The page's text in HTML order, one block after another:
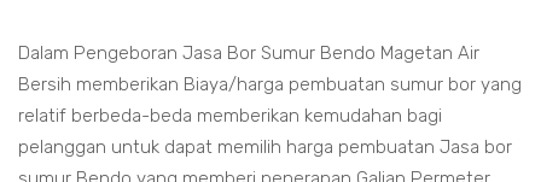
Dalam Pengeboran Jasa Bor Sumur Bendo Magetan Air
Bersih memberikan Biaya/harga pembuatan sumur bor yang
relatif berbeda-beda memberikan kemudahan bagi
pelanggan untuk dapat memilih harga pembuatan Jasa bor